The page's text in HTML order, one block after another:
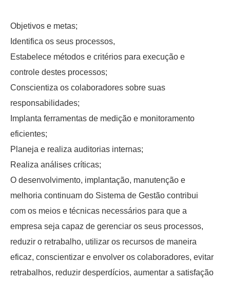
Objetivos e metas;
Identifica os seus processos,
Estabelece métodos e critérios para execução e
controle destes processos;
Conscientiza os colaboradores sobre suas
responsabilidades;
Implanta ferramentas de medição e monitoramento
eficientes;
Planeja e realiza auditorias internas;
Realiza análises críticas;
O desenvolvimento, implantação, manutenção e
melhoria continuam do Sistema de Gestão contribui
com os meios e técnicas necessários para que a
empresa seja capaz de gerenciar os seus processos,
reduzir o retrabalho, utilizar os recursos de maneira
eficaz, conscientizar e envolver os colaboradores, evitar
retrabalhos, reduzir desperdícios, aumentar a satisfação